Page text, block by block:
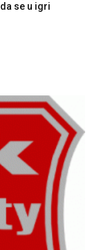
se u igri